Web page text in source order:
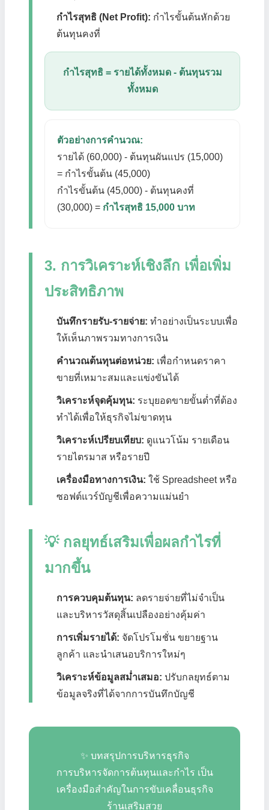
กำไรสุทธิ (Net Profit): กำไรขั้นต้นหักด้วย
ต้นทุนคงที่
กำไรสุทธิ = รายได้ทั้งหมด - ต้นทุนรวม
ทั้งหมด
ตัวอย่างการคำนวณ:
รายได้ (60,000) - ต้นทุนผันแปร (15,000)
= กำไรขั้นต้น (45,000)
กำไรขั้นต้น (45,000) - ต้นทุนคงที่
(30,000) = กำไรสุทธิ 15,000 บาท
3. การวิเคราะห์เชิงลึก เพื่อเพิ่ม
ประสิทธิภาพ
บันทึกรายรับ-รายจ่าย: ทำอย่างเป็นระบบเพื่อ
ให้เห็นภาพรวมทางการเงิน
คำนวณต้นทุนต่อหน่วย: เพื่อกำหนดราคา
ขายที่เหมาะสมและแข่งขันได้
วิเคราะห์จุดคุ้มทุน: ระบุยอดขายขั้นต่ำที่ต้อง
ทำได้เพื่อให้ธุรกิจไม่ขาดทุน
วิเคราะห์เปรียบเทียบ: ดูแนวโน้ม รายเดือน
รายไตรมาส หรือรายปี
เครื่องมือทางการเงิน: ใช้ Spreadsheet หรือ
ซอฟต์แวร์บัญชีเพื่อความแม่นยำ
💡 กลยุทธ์เสริมเพื่อผลกำไรที่
มากขึ้น
การควบคุมต้นทุน: ลดรายจ่ายที่ไม่จำเป็น
และบริหารวัสดุสิ้นเปลืองอย่างคุ้มค่า
การเพิ่มรายได้: จัดโปรโมชั่น ขยายฐาน
ลูกค้า และนำเสนอบริการใหม่ๆ
วิเคราะห์ข้อมูลสม่ำเสมอ: ปรับกลยุทธ์ตาม
ข้อมูลจริงที่ได้จากการบันทึกบัญชี
✨ บทสรุปการบริหารธุรกิจ
การบริหารจัดการต้นทุนและกำไร เป็น
เครื่องมือสำคัญในการขับเคลื่อนธุรกิจ
ร้านเสริมสวย